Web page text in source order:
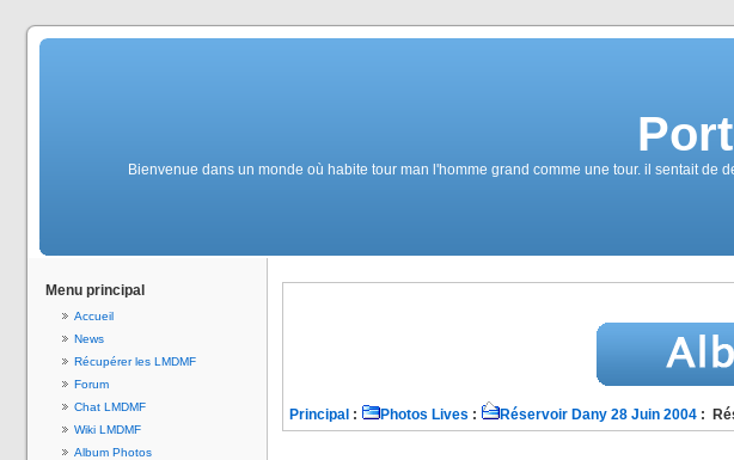
Bienvenue dans un monde où habite tour man l'homme grand comme une tour. il sentait
Menu principal
Accueil
News
Récupérer les LMDMF
Forum
Chat LMDMF
Wiki LMDMF
Album Photos
Principal : Photos Lives : Réservoir Dany 28 Juin 2004 :